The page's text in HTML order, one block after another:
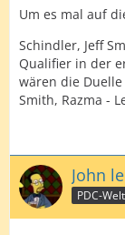
Um es mal auf
Schindler, Jeff
Qualifier in der
wären die Duelle
Smith, Razma -
John
PDC-